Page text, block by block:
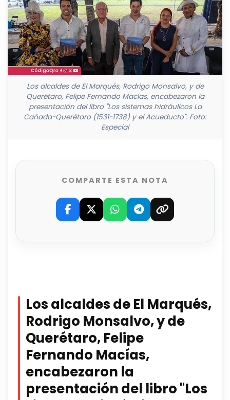
Los alcaldes de El Marqués, Rodrigo Monsalvo, y de
Querétaro, Felipe Fernando Macías, encabezaron la
presentación del libro "Los sistemas hidráulicos La
Cañada-Querétaro (1531-1738) y el Acueducto". Foto:
Especial
COMPARTE ESTA NOTA
Los alcaldes de El Marqués,
Rodrigo Monsalvo, y de
Querétaro, Felipe
Fernando Macías,
encabezaron la
presentación del libro "Los